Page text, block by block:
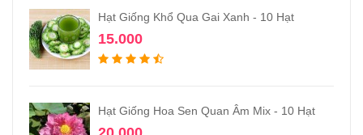
Hạt Giống Khổ Qua Gai Xanh - 10 Hạt
15.000
Hạt Giống Hoa Sen Quan Âm Mix - 10 Hạt